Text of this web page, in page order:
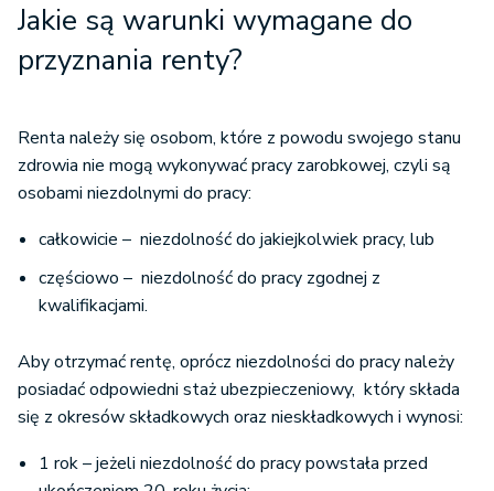
Jakie są warunki wymagane do
przyznania renty?
Renta należy się osobom, które z powodu swojego stanu
zdrowia nie mogą wykonywać pracy zarobkowej, czyli są
osobami niezdolnymi do pracy:
całkowicie – niezdolność do jakiejkolwiek pracy, lub
częściowo – niezdolność do pracy zgodnej z
kwalifikacjami.
Aby otrzymać rentę, oprócz niezdolności do pracy należy
posiadać odpowiedni staż ubezpieczeniowy, który składa
się z okresów składkowych oraz nieskładkowych i wynosi:
1 rok – jeżeli niezdolność do pracy powstała przed